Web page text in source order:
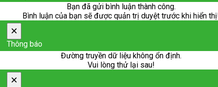
Bạn đã gửi bình luận thành công.
Bình luận của bạn sẽ được quản trị duyệt trước khi hiển
×
Thông báo
Đường truyền dữ liệu không ổn định.
Vui lòng thử lại sau!
×